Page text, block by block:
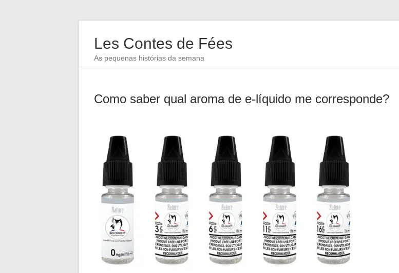
Les Contes de Fées
As pequenas histórias da semana
Como saber qual aroma de e-líquido me corresponde?